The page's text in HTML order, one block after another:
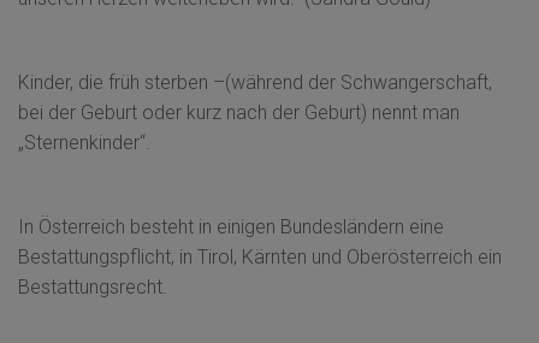
Kinder, die früh sterben –(während der Schwangerschaft,
bei der Geburt oder kurz nach der Geburt) nennt man
„Sternenkinder“.
In Österreich besteht in einigen Bundesländern eine
Bestattungspflicht, in Tirol, Kärnten und Oberösterreich ein
Bestattungsrecht.